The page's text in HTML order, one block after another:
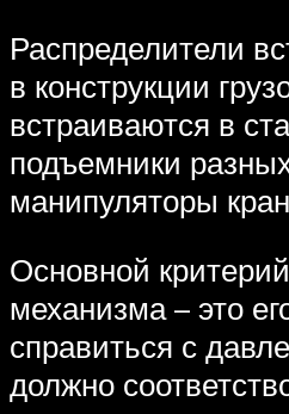
Распределители
в конструкции
встраиваются в
подъемники
манипуляторы
Основной
механизма – это
справиться с
должно